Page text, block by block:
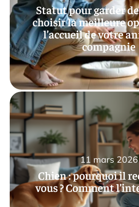
Statut pour garder
choisir la meilleure
l’accueil de votre
compagnie
Chien : pourquoi il
vous ? Comment
11 mars 2026